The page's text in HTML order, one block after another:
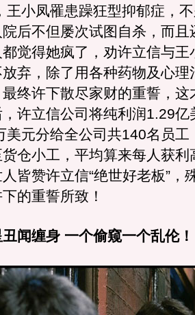
王小凤罹患躁狂型抑郁症，
后不但屡次试图自杀，而且
觉得她疯了，劝许立信与王
弃，除了用各种药物及心理
终许下散尽家财的重誓，这
许立信公司将纯利润1.29亿
美元分给全公司共140名员工
仓小工，平均算来每人获利
皆赞许立信“绝世好老板”，
的重誓所致！
缠身 一个偷窥一个乱伦！